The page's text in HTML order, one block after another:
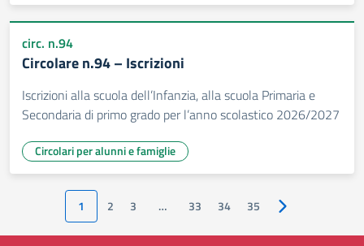
circ. n.94
Circolare n.94 – Iscrizioni
Iscrizioni alla scuola dell’Infanzia, alla scuola Primaria e
Secondaria di primo grado per l’anno scolastico 2026/2027
Circolari per alunni e famiglie
1 2 3 … 33 34 35 Pagina